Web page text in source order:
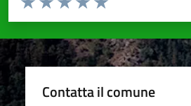
Valuta 5 stelle su 5
Valuta 4 stelle su 5
Valuta 3 stelle su 5
Valuta 2 stelle su 5
Valuta 1 stelle su 5
Contatta il comune